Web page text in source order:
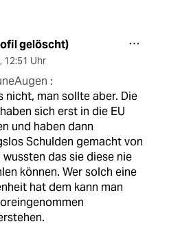
gelöscht)
, 12:51 Uhr
:
nicht, man sollte aber. Die
sich erst in die EU
und haben dann
Schulden gemacht von
wussten das sie diese nie
können. Wer solch eine
hat dem kann man